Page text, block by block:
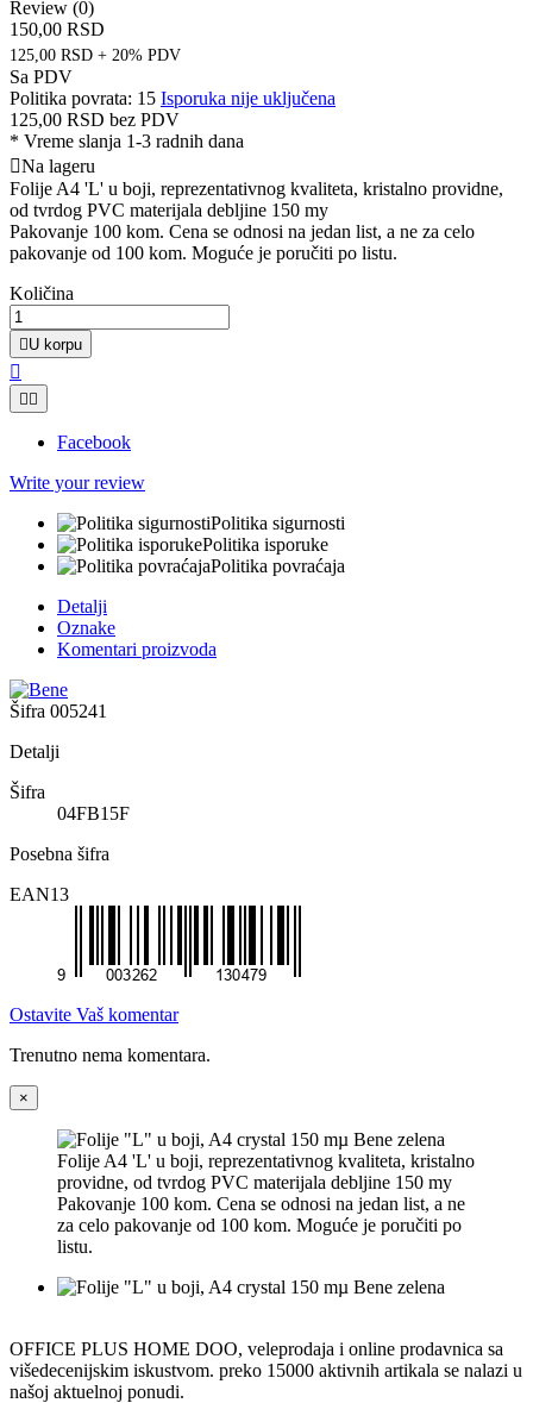
Review (0)
150,00 RSD
125,00 RSD + 20% PDV
Sa PDV
Politika povrata: 15 Isporuka nije uključena
125,00 RSD bez PDV
* Vreme slanja 1-3 radnih dana
Na lageru
Folije A4 'L' u boji, reprezentativnog kvaliteta, kristalno providne,
od tvrdog PVC materijala debljine 150 my
Pakovanje 100 kom. Cena se odnosi na jedan list, a ne za celo
pakovanje od 100 kom. Moguće je poručiti po listu.
Količina
 U korpu

 
Facebook
Write your review
Politika sigurnosti
Politika isporuke
Politika povraćaja
Detalji
Oznake
Komentari proizvoda
Šifra 005241
Detalji
Šifra
04FB15F
Posebna šifra
EAN13
Ostavite Vaš komentar
Trenutno nema komentara.
×
Folije A4 'L' u boji, reprezentativnog kvaliteta, kristalno
providne, od tvrdog PVC materijala debljine 150 my
Pakovanje 100 kom. Cena se odnosi na jedan list, a ne
za celo pakovanje od 100 kom. Moguće je poručiti po
listu.
OFFICE PLUS HOME DOO, veleprodaja i online prodavnica sa
višedecenijskim iskustvom. preko 15000 aktivnih artikala se nalazi u
našoj aktuelnoj ponudi.